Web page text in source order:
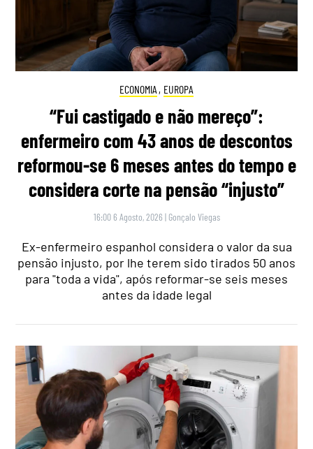
ECONOMIA , EUROPA
“Fui castigado e não mereço”:
enfermeiro com 43 anos de descontos
reformou-se 6 meses antes do tempo e
considera corte na pensão “injusto”
16:00 6 Agosto, 2026 | Gonçalo Viegas
Ex-enfermeiro espanhol considera o valor da sua
pensão injusto, por lhe terem sido tirados 50 anos
para "toda a vida", após reformar-se seis meses
antes da idade legal